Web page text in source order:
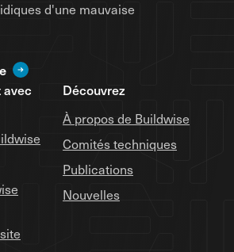
d'une mauvaise
avec
Découvrez
À propos de Buildwise
Comités techniques
Publications
Nouvelles